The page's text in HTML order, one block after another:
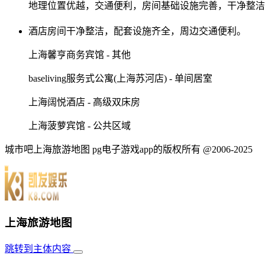
地理位置优越，交通便利，房间基础设施完善，干净整洁
酒店房间干净整洁，配套设施齐全，周边交通便利。
上海馨亨商务宾馆 - 其他
baseliving服务式公寓(上海苏河店) - 单间居室
上海阔悦酒店 - 高级双床房
上海菠萝宾馆 - 公共区域
城市吧上海旅游地图 pg电子游戏app的版权所有 @2006-2025
上海旅游地图
跳转到主体内容